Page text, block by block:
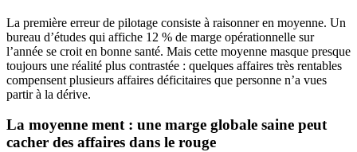
La première erreur de pilotage consiste à raisonner en moyenne. Un
bureau d’études qui affiche 12 % de marge opérationnelle sur
l’année se croit en bonne santé. Mais cette moyenne masque presque
toujours une réalité plus contrastée : quelques affaires très rentables
compensent plusieurs affaires déficitaires que personne n’a vues
partir à la dérive.
La moyenne ment : une marge globale saine peut
cacher des affaires dans le rouge